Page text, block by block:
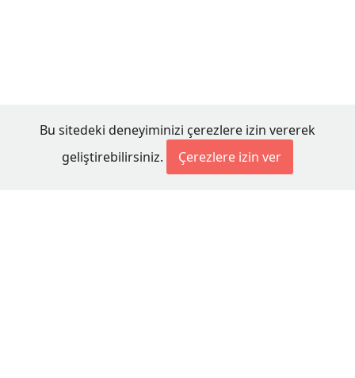
Bu sitedeki deneyiminizi çerezlere izin vererek
geliştirebilirsiniz.
Çerezlere izin ver